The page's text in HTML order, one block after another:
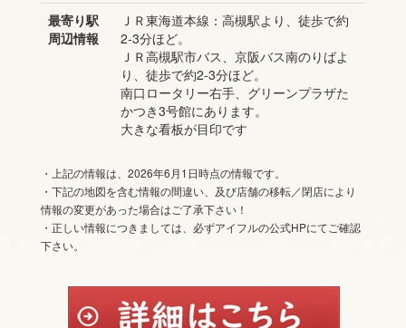
最寄り駅
周辺情報
ＪＲ東海道本線：高槻駅より、徒歩で約
2-3分ほど。
ＪＲ高槻駅市バス、京阪バス南のりばよ
り、徒歩で約2-3分ほど。
南口ロータリー右手、グリーンプラザた
かつき3号館にあります。
大きな看板が目印です
・上記の情報は、2026年6月1日時点の情報です。
・下記の地図を含む情報の間違い、及び店舗の移転／閉店により
情報の変更があった場合はご了承下さい！
・正しい情報につきましては、必ずアイフルの公式HPにてご確認
下さい。